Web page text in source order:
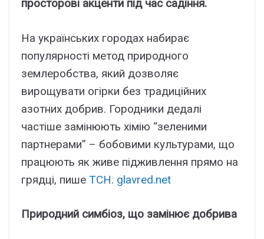
просторові акценти під час садіння.
На українських городах набирає
популярності метод природного
землеробства, який дозволяє
вирощувати огірки без традиційних
азотних добрив. Городники дедалі
частіше замінюють хімію “зеленими
партнерами” – бобовими культурами, що
працюють як живе підживлення прямо на
грядці, пише ТСН. glavred.net
Природний симбіоз, що замінює добрива